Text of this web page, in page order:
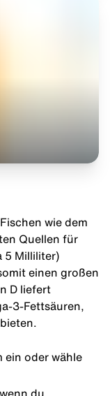
wie dem
Quellen für
5 Milliliter)
einen großen
D liefert
3-Fettsäuren,
ein oder wähle
du